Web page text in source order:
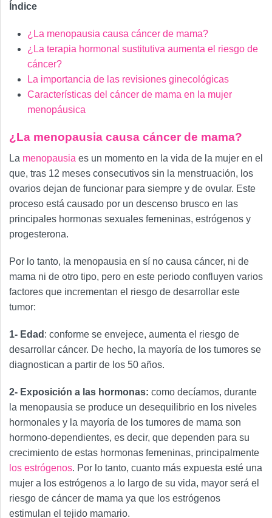
Índice
¿La menopausia causa cáncer de mama?
¿La terapia hormonal sustitutiva aumenta el riesgo de
cáncer?
La importancia de las revisiones ginecológicas
Características del cáncer de mama en la mujer
menopáusica
¿La menopausia causa cáncer de mama?
La menopausia es un momento en la vida de la mujer en el
que, tras 12 meses consecutivos sin la menstruación, los
ovarios dejan de funcionar para siempre y de ovular. Este
proceso está causado por un descenso brusco en las
principales hormonas sexuales femeninas, estrógenos y
progesterona.
Por lo tanto, la menopausia en sí no causa cáncer, ni de
mama ni de otro tipo, pero en este periodo confluyen varios
factores que incrementan el riesgo de desarrollar este
tumor:
1- Edad : conforme se envejece, aumenta el riesgo de
desarrollar cáncer. De hecho, la mayoría de los tumores se
diagnostican a partir de los 50 años.
2- Exposición a las hormonas: como decíamos, durante
la menopausia se produce un desequilibrio en los niveles
hormonales y la mayoría de los tumores de mama son
hormono-dependientes, es decir, que dependen para su
crecimiento de estas hormonas femeninas, principalmente
los estrógenos. Por lo tanto, cuanto más expuesta esté una
mujer a los estrógenos a lo largo de su vida, mayor será el
riesgo de cáncer de mama ya que los estrógenos
estimulan el tejido mamario.